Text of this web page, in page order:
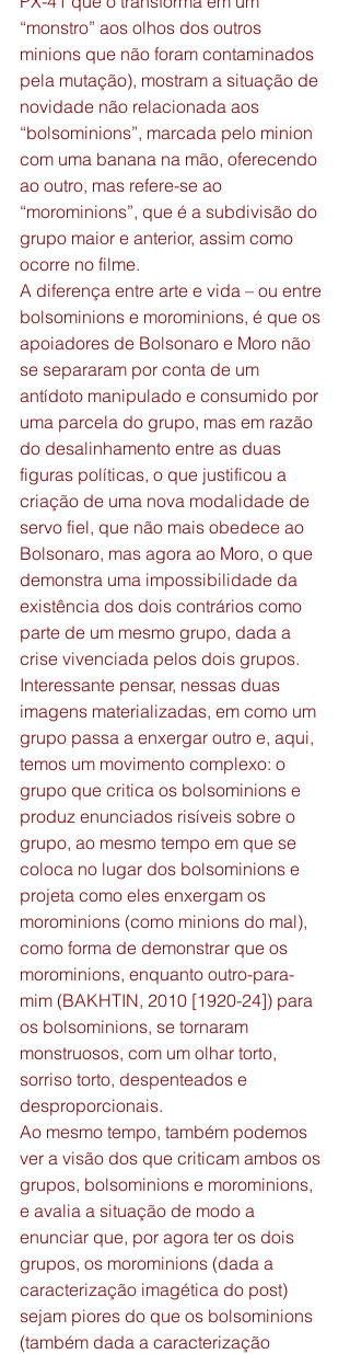
“monstro” aos olhos dos outros
minions que não foram contaminados
pela mutação), mostram a situação de
novidade não relacionada aos
“bolsominions”, marcada pelo minion
com uma banana na mão, oferecendo
ao outro, mas refere-se ao
“morominions”, que é a subdivisão do
grupo maior e anterior, assim como
ocorre no filme.
A diferença entre arte e vida – ou entre
bolsominions e morominions, é que os
apoiadores de Bolsonaro e Moro não
se separaram por conta de um
antídoto manipulado e consumido por
uma parcela do grupo, mas em razão
do desalinhamento entre as duas
figuras políticas, o que justificou a
criação de uma nova modalidade de
servo fiel, que não mais obedece ao
Bolsonaro, mas agora ao Moro, o que
demonstra uma impossibilidade da
existência dos dois contrários como
parte de um mesmo grupo, dada a
crise vivenciada pelos dois grupos.
Interessante pensar, nessas duas
imagens materializadas, em como um
grupo passa a enxergar outro e, aqui,
temos um movimento complexo: o
grupo que critica os bolsominions e
produz enunciados risíveis sobre o
grupo, ao mesmo tempo em que se
coloca no lugar dos bolsominions e
projeta como eles enxergam os
morominions (como minions do mal),
como forma de demonstrar que os
morominions, enquanto outro-para-
mim (BAKHTIN, 2010 [1920-24]) para
os bolsominions, se tornaram
monstruosos, com um olhar torto,
sorriso torto, despenteados e
desproporcionais.
Ao mesmo tempo, também podemos
ver a visão dos que criticam ambos os
grupos, bolsominions e morominions,
e avalia a situação de modo a
enunciar que, por agora ter os dois
grupos, os morominions (dada a
caracterização imagética do post)
sejam piores do que os bolsominions
(também dada a caracterização